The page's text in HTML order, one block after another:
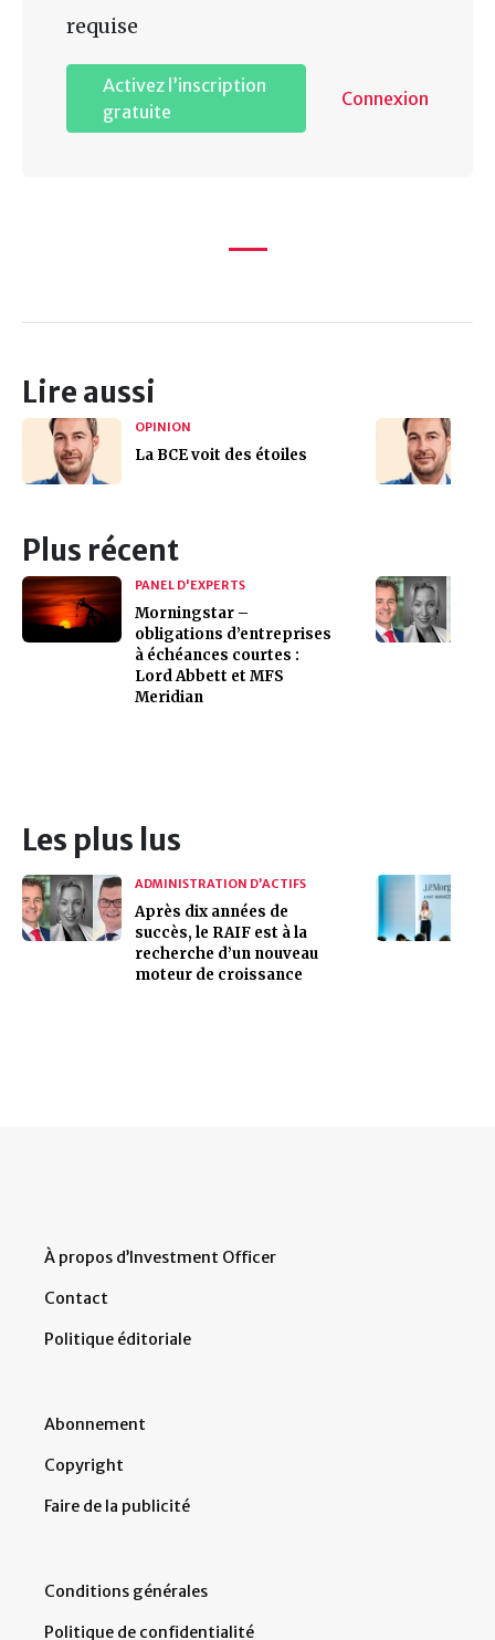
requise
Activez l’inscription
gratuite
Connexion
Lire aussi
OPINION
La BCE voit des étoiles
Plus récent
PANEL D'EXPERTS
Morningstar –
obligations d’entreprises
à échéances courtes :
Lord Abbett et MFS
Meridian
Les plus lus
ADMINISTRATION D’ACTIFS
Après dix années de
succès, le RAIF est à la
recherche d’un nouveau
moteur de croissance
À propos d’Investment Officer
Contact
Politique éditoriale
Abonnement
Copyright
Faire de la publicité
Conditions générales
Politique de confidentialité